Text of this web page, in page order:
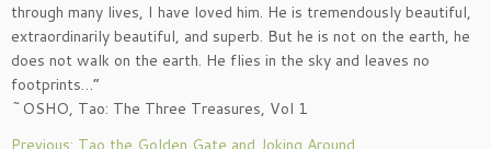
through many lives, I have loved him. He is tremendously beautiful,
extraordinarily beautiful, and superb. But he is not on the earth, he
does not walk on the earth. He flies in the sky and leaves no
footprints…”
~OSHO, Tao: The Three Treasures, Vol 1
Previous: Tao the Golden Gate and Joking Around